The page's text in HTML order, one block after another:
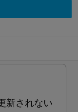
新されない